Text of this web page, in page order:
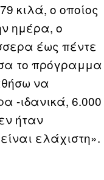
κιλά, ο οποίος
ημέρα, ο
έως πέντε
το πρόγραμμα
να
-ιδανικά, 6.000
ήταν
ελάχιστη».